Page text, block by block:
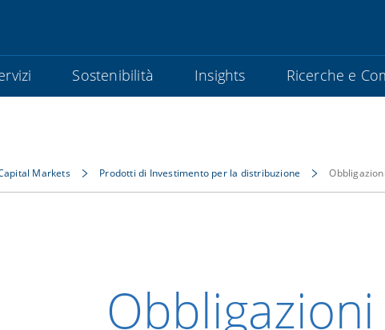
Sostenibilità Insights Ricerche e
Markets Prodotti di Investimento per la distribuzione